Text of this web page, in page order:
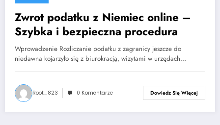
Zwrot podatku z Niemiec online –
Szybka i bezpieczna procedura
Wprowadzenie Rozliczanie podatku z zagranicy jeszcze do
niedawna kojarzyło się z biurokracją, wizytami w urzędach…
Root_823 0 Komentarze Dowiedz Się Więcej